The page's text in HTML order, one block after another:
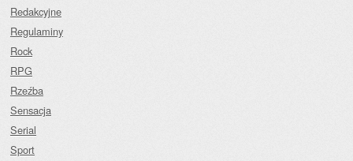
Redakcyjne
Regulaminy
Rock
RPG
Rzeźba
Sensacja
Serial
Sport